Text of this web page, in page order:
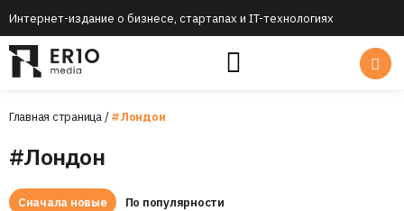
Интернет-издание о бизнесе, стартапах и IT-технологиях
Главная страница/#Лондон
#Лондон
Сначала новые По популярности